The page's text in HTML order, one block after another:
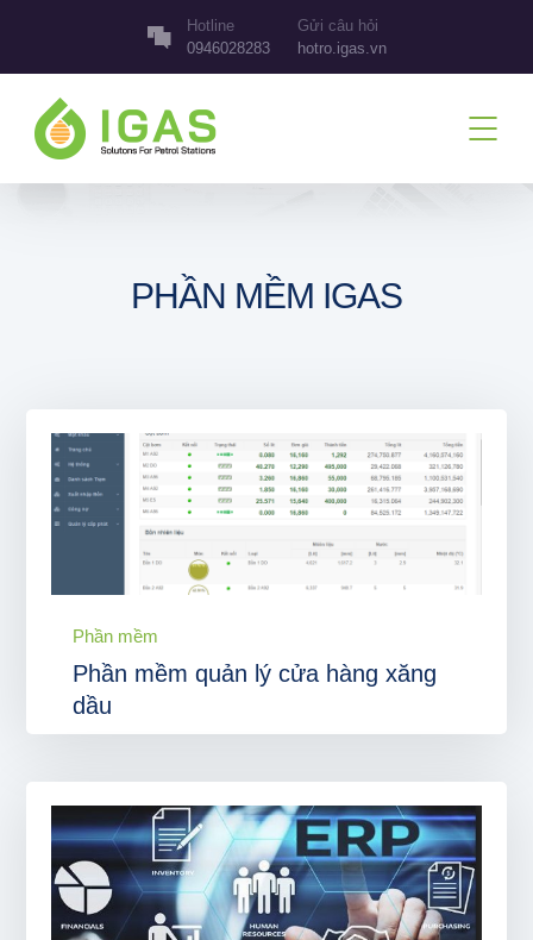
Hotline
0946028283
Gửi câu hỏi
hotro.igas.vn
PHẦN MỀM IGAS
Phần mềm
Phần mềm quản lý cửa hàng xăng
dầu